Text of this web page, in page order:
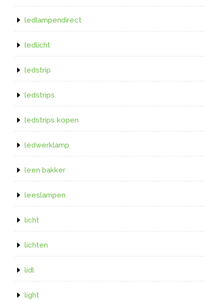
ledlampendirect
ledlicht
ledstrip
ledstrips
ledstrips kopen
ledwerklamp
leen bakker
leeslampen
licht
lichten
lidl
light